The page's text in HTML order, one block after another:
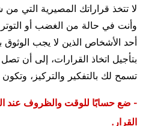
لا تتخذ قراراتك المصيرية التي
وأنت في حالة من الغضب أو
أحد الأشخاص الذين لا يجب
بتأجيل اتخاذ القرارات، إلى أن تصل
تسمح لك بالتفكير والتركيز،
- ضع حسابًا للوقت والظروف عند
القرار.